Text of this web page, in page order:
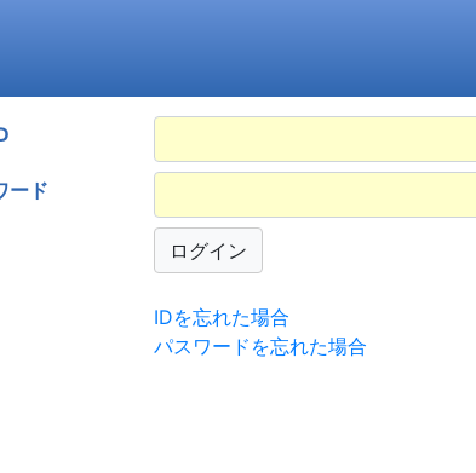
ード
IDを忘れた場合
パスワードを忘れた場合